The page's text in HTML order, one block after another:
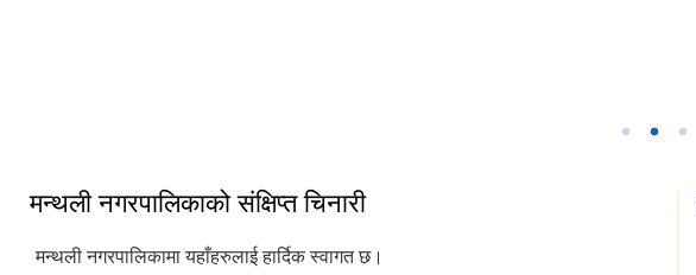
मन्थली नगरपालिकाको संक्षिप्त चिनारी
मन्थली नगरपालिकामा यहाँहरुलाई हार्दिक स्वागत छ।